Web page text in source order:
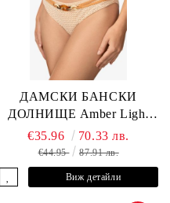
ДАМСКИ БАНСКИ
ДОЛНИЩЕ Amber Light
L2605-Z-MCB MARC &
ANDRE
€35.96 70.33 лв.
€44.95 87.91 лв.
Виж детайли